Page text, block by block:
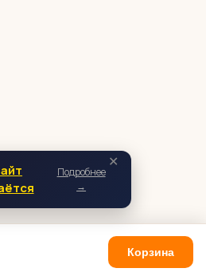
✕
Подробнее
→
Корзина